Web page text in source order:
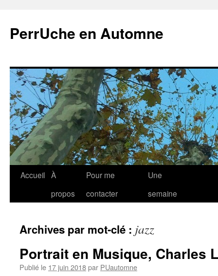
contenu
PerrUche en Automne
Accueil À
propos
Pour me
contacter
Une
semaine
Archives par mot-clé : jazz
Portrait en Musique, Charles
Publié le 17 juin 2018par PUautomne